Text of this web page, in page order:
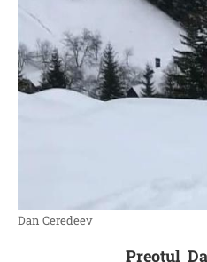
Dan Ceredeev
Preotul